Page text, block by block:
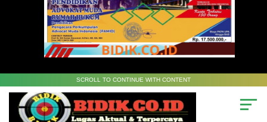
SCROLL TO CONTINUE WITH CONTENT